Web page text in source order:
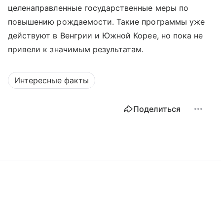
целенаправленные государственные меры по
повышению рождаемости. Такие программы уже
действуют в Венгрии и Южной Корее, но пока не
привели к значимым результатам.
Интересные факты
Поделиться